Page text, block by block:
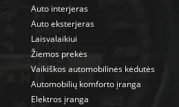
Auto interjeras
Auto eksterjeras
Laisvalaikiui
Žiemos prekės
Vaikiškos automobilinės kėdutės
Automobilių komforto įranga
Elektros įranga